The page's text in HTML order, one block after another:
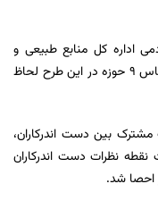
اداره کل منابع طبیعی و
آبخیزداری خراسان جنوبی تصریح کرد: بر این اساس 9 حوزه در این طرح لحاظ
بین دست اندرکاران،
نظرات دست اندرکاران
احصا شد.